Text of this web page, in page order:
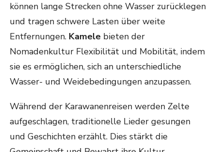
können lange Strecken ohne Wasser zurücklegen
und tragen schwere Lasten über weite
Entfernungen. Kamele bieten der
Nomadenkultur Flexibilität und Mobilität, indem
sie es ermöglichen, sich an unterschiedliche
Wasser- und Weidebedingungen anzupassen.
Während der Karawanenreisen werden Zelte
aufgeschlagen, traditionelle Lieder gesungen
und Geschichten erzählt. Dies stärkt die